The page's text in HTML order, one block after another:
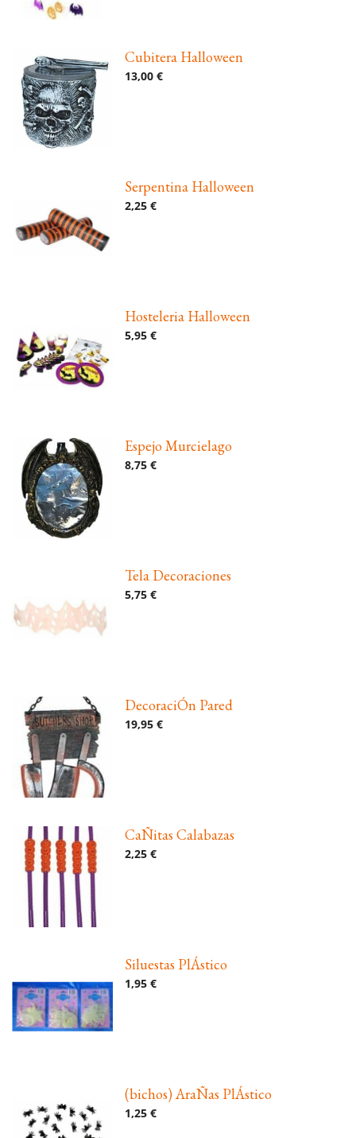
Cubitera Halloween
13,00 €
Serpentina Halloween
2,25 €
Hosteleria Halloween
5,95 €
Espejo Murcielago
8,75 €
Tela Decoraciones
5,75 €
DecoraciÓn Pared
19,95 €
CaÑitas Calabazas
2,25 €
Siluestas PlÁstico
1,95 €
(bichos) AraÑas PlÁstico
1,25 €